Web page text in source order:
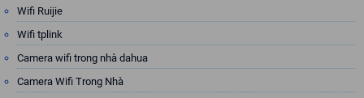
Wifi Ruijie
Wifi tplink
Camera wifi trong nhà dahua
Camera Wifi Trong Nhà